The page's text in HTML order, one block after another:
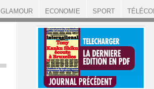
GLAMOUR ECONOMIE SPORT